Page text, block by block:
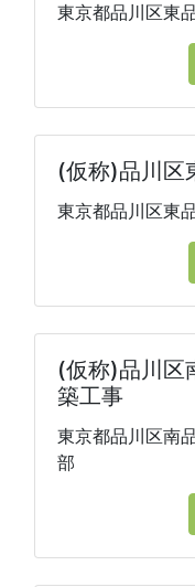
東京都品川区東
(仮称)品川区
東京都品川区東
(仮称)品川区
築工事
東京都品川区南
部